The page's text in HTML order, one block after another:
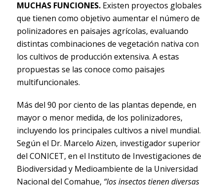
MUCHAS FUNCIONES.Existen proyectos globales
que tienen como objetivo aumentar el número de
polinizadores en paisajes agrícolas, evaluando
distintas combinaciones de vegetación nativa con
los cultivos de producción extensiva. A estas
propuestas se las conoce como paisajes
multifuncionales.
Más del 90 por ciento de las plantas depende, en
mayor o menor medida, de los polinizadores,
incluyendo los principales cultivos a nivel mundial.
Según el Dr. Marcelo Aizen, investigador superior
del CONICET, en el Instituto de Investigaciones de
Biodiversidad y Medioambiente de la Universidad
Nacional del Comahue, “los insectos tienen diversas